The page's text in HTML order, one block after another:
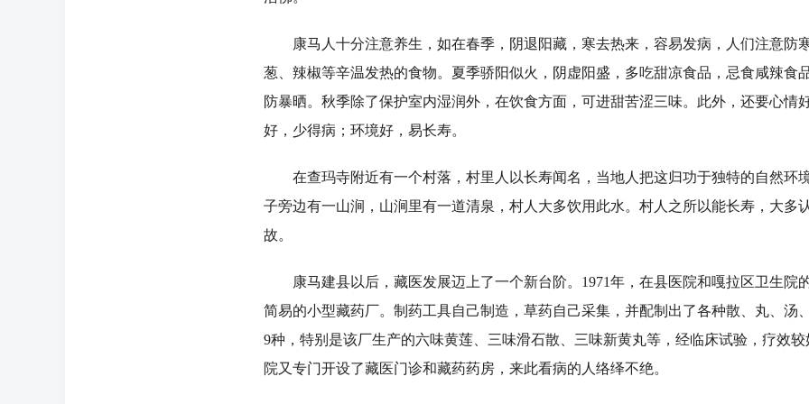
康马人十分注意养生，如在春季，阴退阳藏，寒去热来，容易发病，人们注意防
葱、辣椒等辛温发热的食物。夏季骄阳似火，阴虚阳盛，多吃甜凉食品，忌食咸辣食
防暴晒。秋季除了保护室内湿润外，在饮食方面，可进甜苦涩三味。此外，还要心情
好，少得病；环境好，易长寿。
在查玛寺附近有一个村落，村里人以长寿闻名，当地人把这归功于独特的自然环
子旁边有一山涧，山涧里有一道清泉，村人大多饮用此水。村人之所以能长寿，大多
故。
康马建县以后，藏医发展迈上了一个新台阶。1971年，在县医院和嘎拉区卫生院
简易的小型藏药厂。制药工具自己制造，草药自己采集，并配制出了各种散、丸、汤
9种，特别是该厂生产的六味黄莲、三味滑石散、三味新黄丸等，经临床试验，疗效较
院又专门开设了藏医门诊和藏药药房，来此看病的人络绎不绝。